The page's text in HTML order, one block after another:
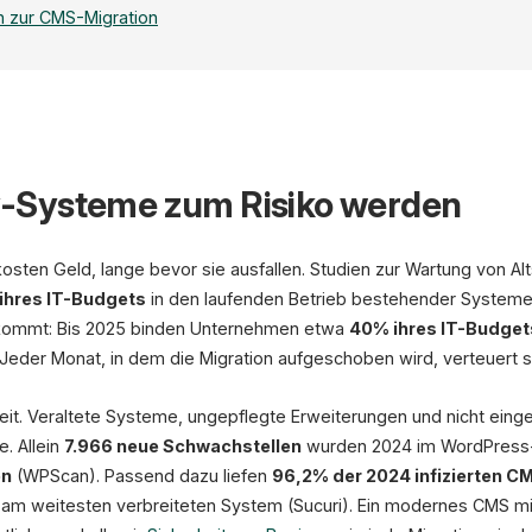
zur CMS-Migration
Audit
Content-
URL-Liste
SEO-Risiko ohne Plan
90% der Migrationen verbessern
zum Risiko werden
Geld, lange bevor sie ausfallen. Studien zur Wartung von
IT-Budgets in den laufenden Betrieb bestehender
Bis 2025 binden Unternehmen etwa 40% ihres IT-
Monat, in dem die Migration aufgeschoben wird, verteuert
Veraltete Systeme, ungepflegte Erweiterungen und nicht
Allein 7.966 neue Schwachstellen wurden 2024 im
(WPScan). Passend dazu liefen 96,2% der 2024 infizierten
weitesten verbreiteten System (Sucuri). Ein modernes CMS